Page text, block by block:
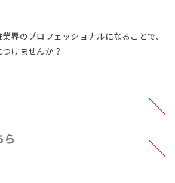
界のプロフェッショナルになることで、
けませんか？
ら